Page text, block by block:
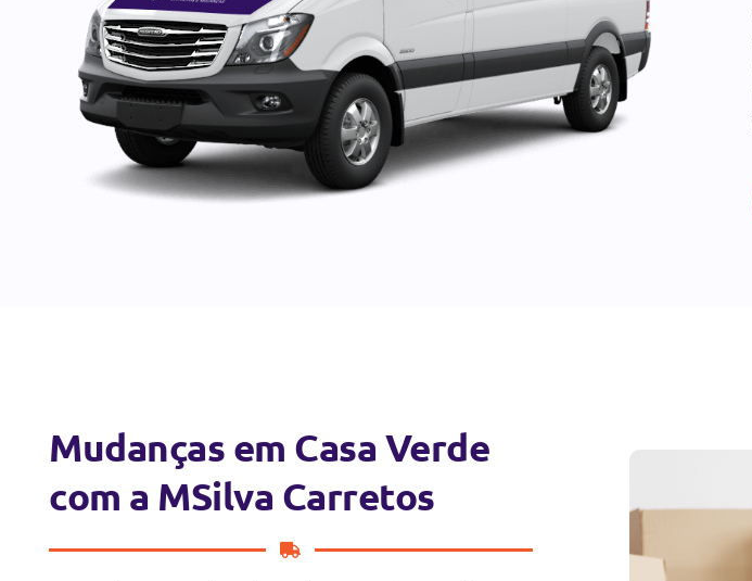
Mudanças em Casa Verde
com a MSilva Carretos